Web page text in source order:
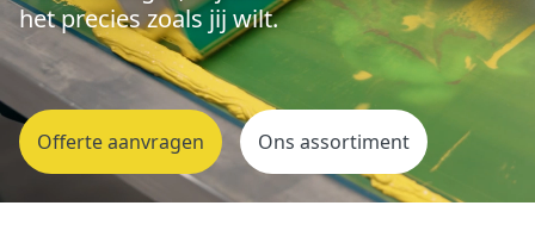
het precies zoals jij wilt.
Offerte aanvragen Ons assortiment